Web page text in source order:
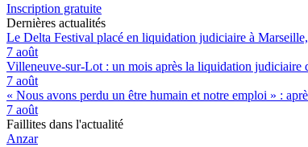
Inscription gratuite
Dernières actualités
Le Delta Festival placé en liquidation judiciaire à
7 août
Villeneuve-sur-Lot : un mois après la liquidation judiciaire
7 août
« Nous avons perdu un être humain et notre emploi » :
7 août
Faillites dans l'actualité
Anzar